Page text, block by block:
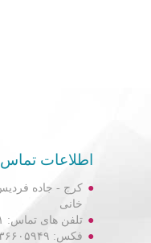
اطلاعات تماس
خانی
تلفن های تماس: ۳۶۶۰۰۰۹۱-۰۲۶ - ۳۶۶۰۲۷۴۰-۰۲۶
فکس: ۳۶۶۰۵۹۴۹-۰۲۶